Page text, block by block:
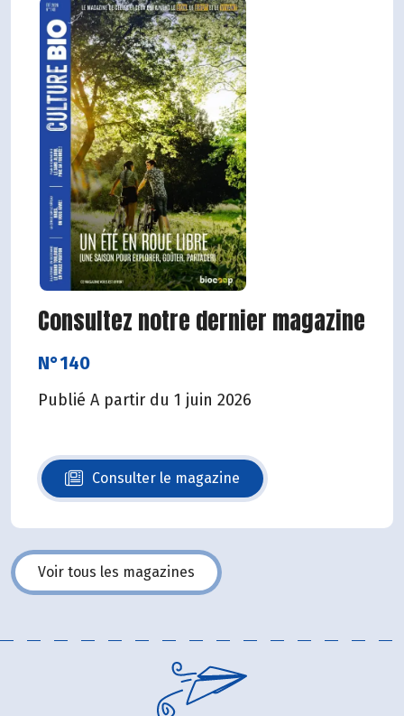
Consultez notre dernier magazine
N°140
Publié A partir du 1 juin 2026
Consulter le magazine
N°140
Voir tous les magazines